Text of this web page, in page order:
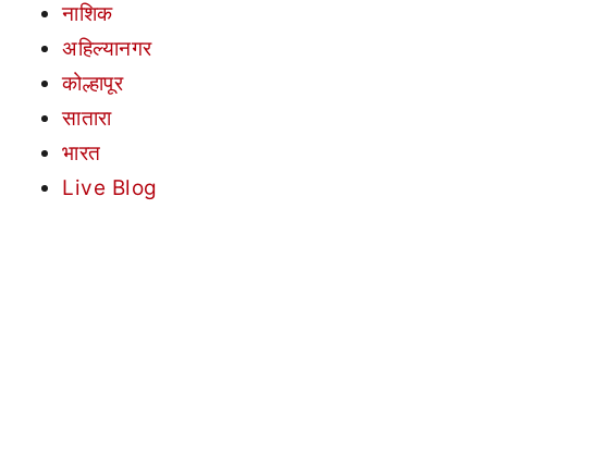
नाशिक
अहिल्यानगर
कोल्हापूर
सातारा
भारत
Live Blog